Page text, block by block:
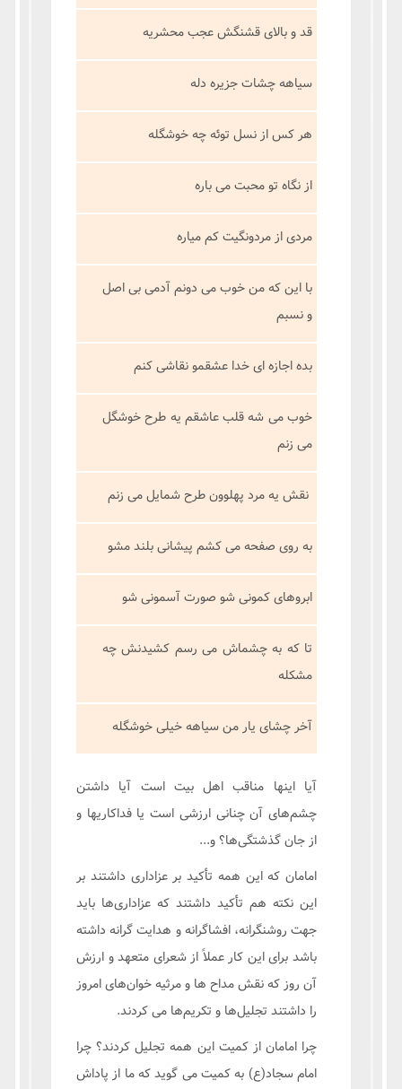
قد و بالای قشنگش عجب محشریه
سیاهه چشات جزیره دله
هر کس از نسل توئه چه خوشگله
از نگاه تو محبت می باره
مردی از مردونگیت کم میاره
با این که من خوب می دونم آدمی بی اصل
و نسبم
بده اجازه ای خدا عشقمو نقاشی کنم
خوب می شه قلب عاشقم یه طرح خوشگل
می زنم
نقش یه مرد پهلوون طرح شمایل می زنم
به روی صفحه می کشم پیشانی بلند مشو
ابروهای کمونی شو صورت آسمونی شو
تا که به چشماش می رسم کشیدنش چه
مشکله
آخر چشای یار من سیاهه خیلی خوشگله
آیا اینها مناقب اهل بیت است آیا داشتن
چشم‌های آن چنانی ارزشی است یا فداکاریها و
از جان گذشتگی‌ها؟ و...
امامان که این همه تأکید بر عزاداری داشتند بر
این نکته هم تأکید داشتند که عزاداری‌ها باید
جهت روشنگرانه، افشاگرانه و هدایت گرانه داشته
باشد برای این کار عملاً از شعرای متعهد و ارزش
آن روز که نقش مداح ها و مرثیه خوان‌های امروز
را داشتند تجلیل‌ها و تکریم‌ها می کردند.
چرا امامان از کمیت این همه تجلیل کردند؟ چرا
امام سجاد(ع) به کمیت می گوید که ما از پاداش